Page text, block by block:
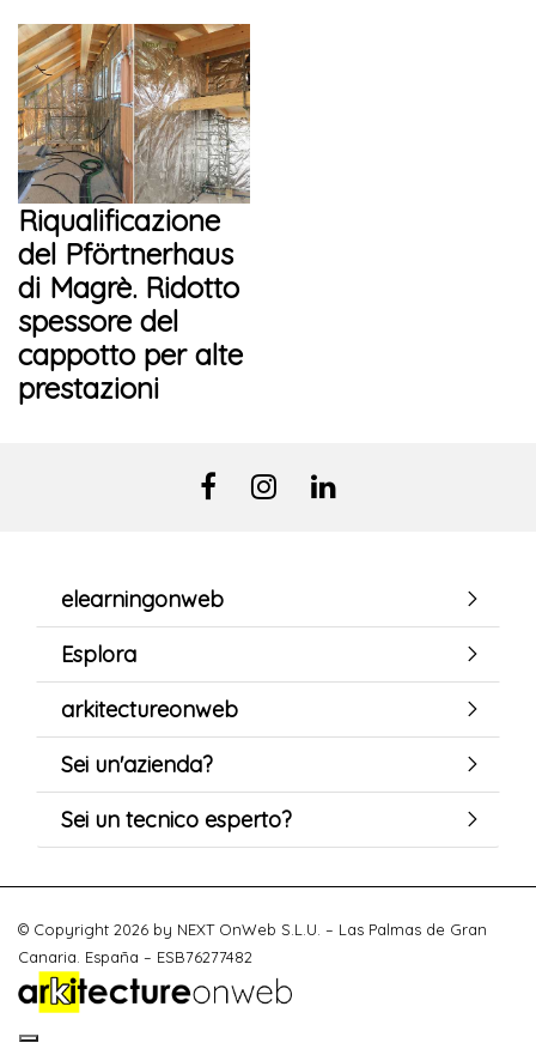
Riqualificazione
del Pförtnerhaus
di Magrè. Ridotto
spessore del
cappotto per alte
prestazioni
elearningonweb
Esplora
arkitectureonweb
Sei un'azienda?
Sei un tecnico esperto?
© Copyright 2026 by NEXT OnWeb S.L.U. – Las Palmas de Gran
Canaria. España – ESB76277482